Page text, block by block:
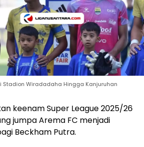
Stadion Wiradadaha Hingga Kanjuruhan
keenam Super League 2025/26
jumpa Arema FC menjadi
Beckham Putra.